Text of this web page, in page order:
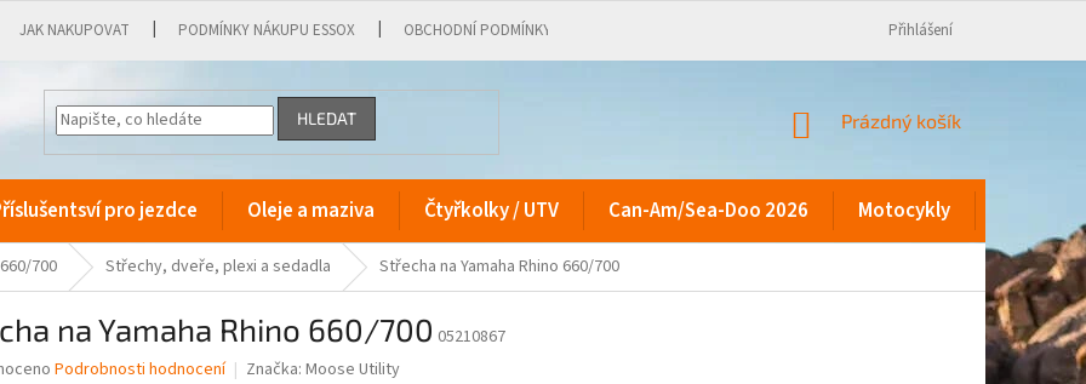
JAK NAKUPOVAT PODMÍNKY NÁKUPU ESSOX OBCHODNÍ PODMÍNKY Přihlášení
HLEDAT
NÁKUPNÍ
Prázdný košík
pro jezdce Oleje a maziva Čtyřkolky / UTV Can-Am/Sea-Doo 2026 Motocykly
700 Střechy, dveře, plexi a sedadla Střecha na Yamaha Rhino 660/700
na Yamaha Rhino 660/700 05210867
Podrobnosti hodnocení Značka: Moose Utility